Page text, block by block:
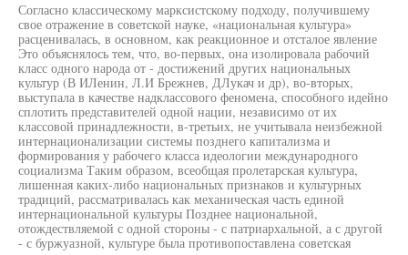
Согласно классическому марксистскому подходу, получившему
свое отражение в советской науке, «национальная культура»
расценивалась, в основном, как реакционное и отсталое явление
Это объяснялось тем, что, во-первых, она изолировала рабочий
класс одного народа от - достижений других национальных
культур (В ИЛенин, Л.И Брежнев, ДЛукач и др), во-вторых,
выступала в качестве надклассового феномена, способного идейно
сплотить представителей одной нации, независимо от их
классовой принадлежности, в-третьих, не учитывала неизбежной
интернационализации системы позднего капитализма и
формирования у рабочего класса идеологии международного
социализма Таким образом, всеобщая пролетарская культура,
лишенная каких-либо национальных признаков и культурных
традиций, рассматривалась как механическая часть единой
интернациональной культуры Позднее национальной,
отождествляемой с одной стороны - с патриархальной, а с другой
- с буржуазной, культуре была противопоставлена советская